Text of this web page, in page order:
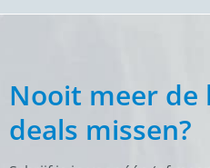
Nooit meer de
deals missen?